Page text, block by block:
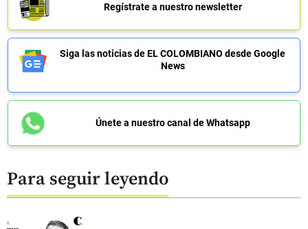
Regístrate a nuestro newsletter
Siga las noticias de EL COLOMBIANO desde Google
News
Únete a nuestro canal de Whatsapp
Para seguir leyendo